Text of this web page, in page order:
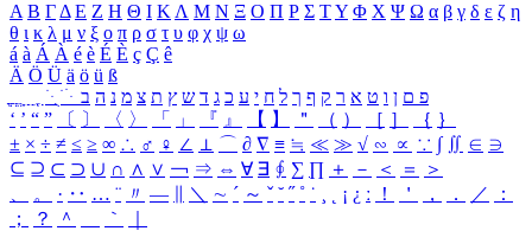
Α Β ΓΔ Ε Ζ Η Θ Ι ΚΛ Μ Ν Ξ Ο Π Ρ Σ ΤΥ Φ Χ Ψ Ω α β γ δ ε ζ η
θ ι κ λ μ ν ξ ο π ρ σ τ υ φ χ ψ ω
á à Á À é è É È ç Ç ê
Ä Ö Ü ä ö ü ß
ִֶֹ ֻּ ׁׂ פ ם ן ו ט א ר ק ף ך ל ח י ע כ ג ד ש ץ ת צ מ נ ה ב
‘ ’ “ ” 〔 〕 〈 〉 「 」 『 』 【 】 ＂ （ ） ［ ］ ｛ ｝
± × ÷ ≠ ≤ ≥ ∞ ∴ ♂ ♀ ∠ ⊥ ⌒ ∂ ∇ ≡ ≒ ≪ ≫ √ ∽ ∝ ∵ ∫ ∬ ∈ ∋
⊆ ⊇ ⊂ ⊃ ∪ ∩ ∧ ∨ ￢ ⇒ ⇔ ∀ ∃ ∮ ∑ ∏ ＋ － ＜ ＝
＞
、
。 · ‥ … ¨ 〃 ― ＼ ∼ ´ ～ ˇ ˘ ˝ ˚ ˙ ¸ ¡ ¿ ː ！ ＇ ， ． ／
：
；
？ ＾ ｀